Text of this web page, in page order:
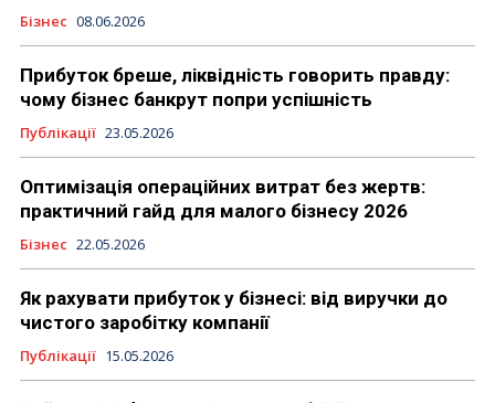
Бізнес 08.06.2026
Прибуток бреше, ліквідність говорить правду:
чому бізнес банкрут попри успішність
Публікації 23.05.2026
Оптимізація операційних витрат без жертв:
практичний гайд для малого бізнесу 2026
Бізнес 22.05.2026
Як рахувати прибуток у бізнесі: від виручки до
чистого заробітку компанії
Публікації 15.05.2026